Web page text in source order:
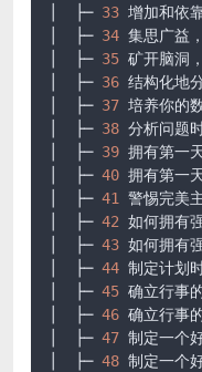
│  ├─ 33 增加和依
│  ├─ 34 集思广益
│  ├─ 35 矿开脑洞
│  ├─ 36 结构化地
│  ├─ 37 培养你的
│  ├─ 38 分析问题
│  ├─ 39 拥有第一
│  ├─ 40 拥有第一
│  ├─ 41 警惕完美
│  ├─ 42 如何拥有
│  ├─ 43 如何拥有
│  ├─ 44 制定计划
│  ├─ 45 确立行事
│  ├─ 46 确立行事
│  ├─ 47 制定一个
│  ├─ 48 制定一个